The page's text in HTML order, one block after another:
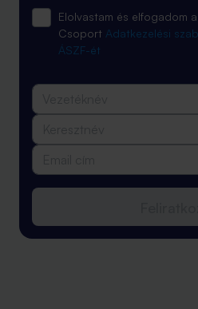
Elolvastam és elfogadom
Csoport Adatkezelési
ÁSZF-ét